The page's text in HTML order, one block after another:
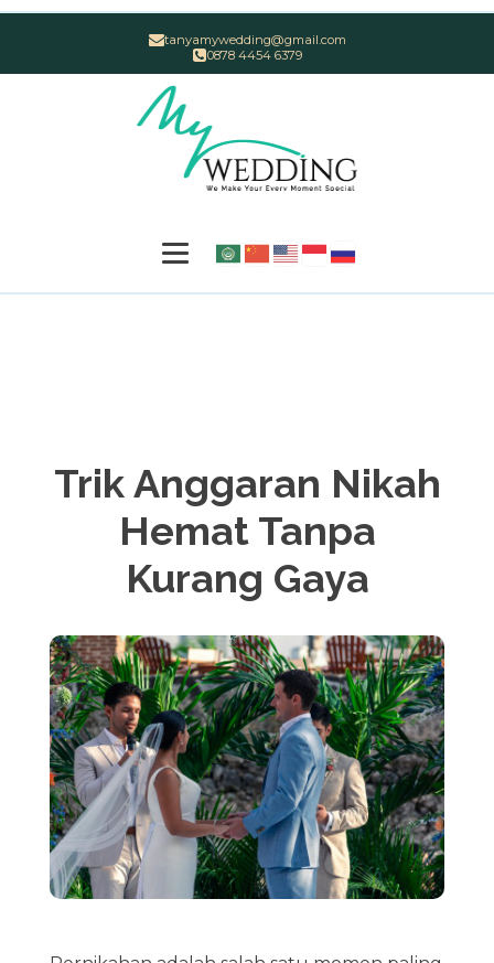
tanyamywedding@gmail.com
0878 4454 6379
Trik Anggaran Nikah
Hemat Tanpa
Kurang Gaya